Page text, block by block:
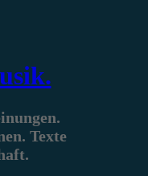
Texte